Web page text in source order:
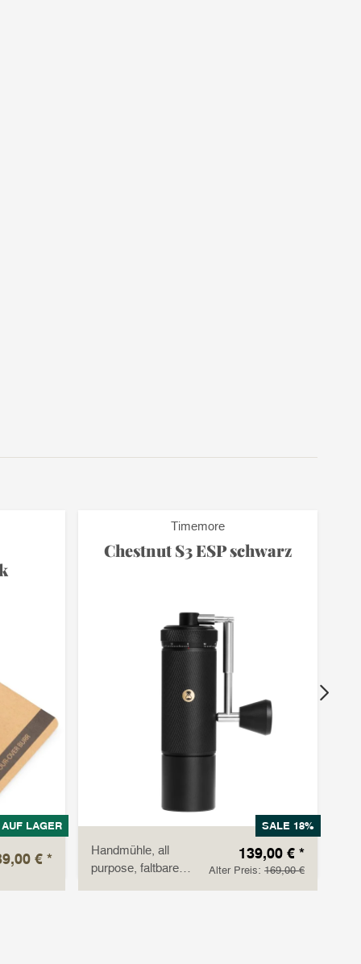
AUF LAGER
€ *
Timemore
Chestnut S3 ESP schwarz
SALE 18%
Handmühle, all
purpose, faltbare
139,00 € *
Alter Preis: 169,00 €